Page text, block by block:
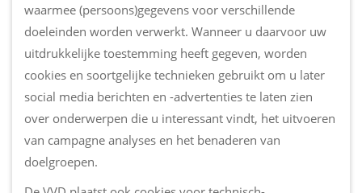
waarmee (persoons)gegevens voor verschillende
doeleinden worden verwerkt. Wanneer u daarvoor uw
uitdrukkelijke toestemming heeft gegeven, worden
cookies en soortgelijke technieken gebruikt om u later
social media berichten en -advertenties te laten zien
over onderwerpen die u interessant vindt, het uitvoeren
van campagne analyses en het benaderen van
doelgroepen.